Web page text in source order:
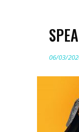
06/03/